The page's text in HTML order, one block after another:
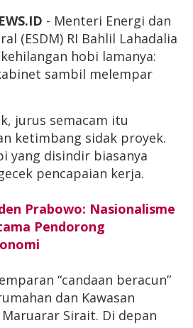
- Menteri Energi dan
(ESDM) RI Bahlil Lahadalia
hobi lamanya:
sambil melempar
jurus semacam itu
ketimbang sidak proyek.
yang disindir biasanya
pencapaian kerja.
Prabowo: Nasionalisme
Pendorong
“candaan beracun”
dan Kawasan
Maruarar Sirait. Di depan